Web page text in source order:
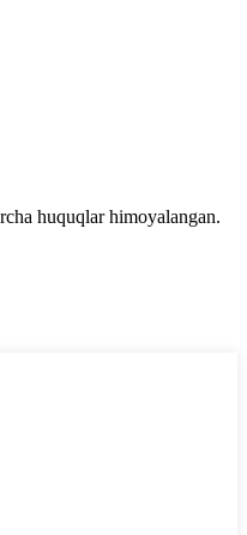
huquqlar himoyalangan.